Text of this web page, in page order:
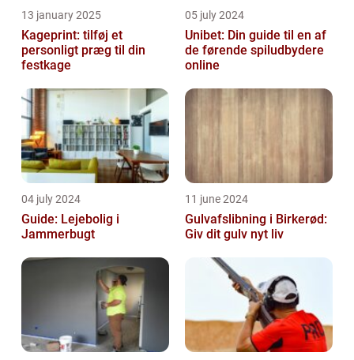
13 january 2025
Kageprint: tilføj et
personligt præg til din
festkage
05 july 2024
Unibet: Din guide til en af
de førende spiludbydere
online
04 july 2024
Guide: Lejebolig i
Jammerbugt
11 june 2024
Gulvafslibning i Birkerød:
Giv dit gulv nyt liv